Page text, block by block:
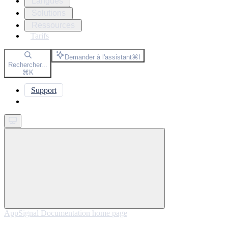
Tarifs
Rechercher...
⌘K
Demander à l'assistant⌘I
Support
AppSignal Documentation home page